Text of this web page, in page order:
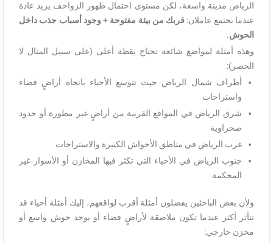
الرياض مدينة واسعة، لكن مستوى احتمال ظهور الزواحف يزيد عادة
عندما يجتمع عاملان:قربك من بيئة مفتوحة+وجود أسباب جذب داخل
الحوش.
وهذه أمثلة لمواضع شائعة تحتاج يقظة أعلى (على سبيل المثال لا
الحصر):
أطراف شمال الرياض حيث تتوسع الأحياء باتجاه أراضٍ فضاء
واستراحات
شرق الرياض في المواقع القريبة من أراضٍ غير مطورة أو حدود
صحراوية
غرب الرياض في مناطق الأحواش الكبيرة والاستراحات
جنوب الرياض في الأحياء التي تكثر فيها المخازن أو الأسوار غير
المحكمة
ولأن بعض الباحثين يفضلون أمثلة أقرب لواقعهم، إليك أمثلة أحياء قد
تتأثر أكثر عندما تكون ملاصقة لأراضٍ فضاء أو يوجد حوش واسع أو
مخزن خارجي: